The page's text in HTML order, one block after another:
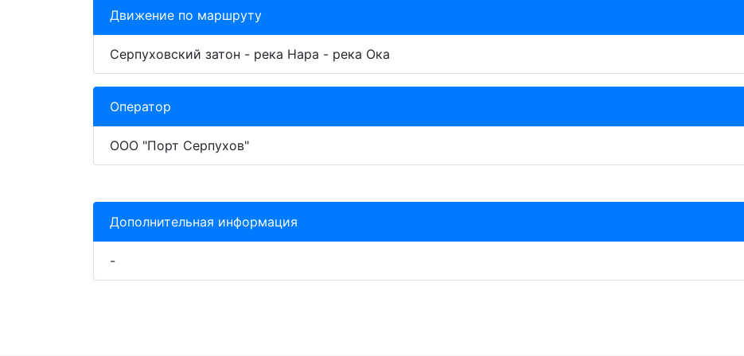
Движение по маршруту
Серпуховский затон - река Нара - река Ока
Оператор
ООО "Порт Серпухов"
Дополнительная информация
-